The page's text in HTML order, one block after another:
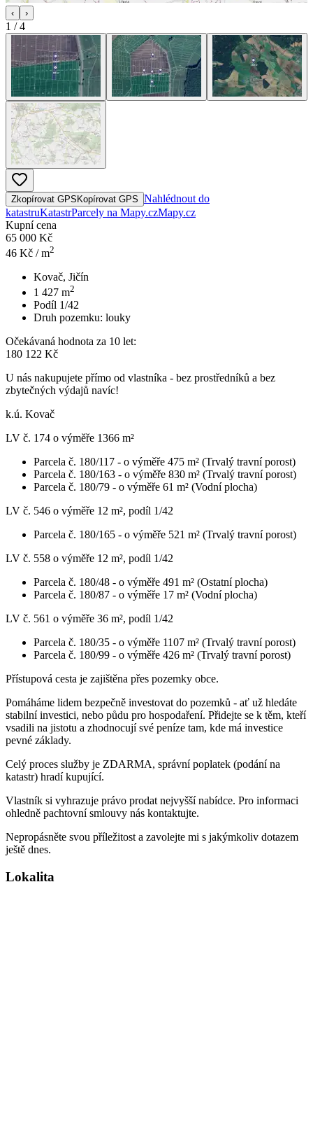
‹ ›
1 /4
Zkopírovat GPSKopírovat GPS Nahlédnout do
katastruKatastrParcely na Mapy.czMapy.cz
Kupní cena
65 000 Kč
46 Kč / m2
Kovač, Jičín
1 427 m2
Podíl 1/42
Druh pozemku: louky
Očekávaná hodnota za 10 let:
180 122 Kč
U nás nakupujete přímo od vlastníka - bez prostředníků a bez
zbytečných výdajů navíc!
k.ú. Kovač
LV č. 174 o výměře 1366 m²
Parcela č. 180/117 - o výměře 475 m² (Trvalý travní porost)
Parcela č. 180/163 - o výměře 830 m² (Trvalý travní porost)
Parcela č. 180/79 - o výměře 61 m² (Vodní plocha)
LV č. 546 o výměře 12 m², podíl 1/42
Parcela č. 180/165 - o výměře 521 m² (Trvalý travní porost)
LV č. 558 o výměře 12 m², podíl 1/42
Parcela č. 180/48 - o výměře 491 m² (Ostatní plocha)
Parcela č. 180/87 - o výměře 17 m² (Vodní plocha)
LV č. 561 o výměře 36 m², podíl 1/42
Parcela č. 180/35 - o výměře 1107 m² (Trvalý travní porost)
Parcela č. 180/99 - o výměře 426 m² (Trvalý travní porost)
Přístupová cesta je zajištěna přes pozemky obce.
Pomáháme lidem bezpečně investovat do pozemků - ať už hledáte
stabilní investici, nebo půdu pro hospodaření. Přidejte se k těm, kteří
vsadili na jistotu a zhodnocují své peníze tam, kde má investice
pevné základy.
Celý proces služby je ZDARMA, správní poplatek (podání na
katastr) hradí kupující.
Vlastník si vyhrazuje právo prodat nejvyšší nabídce. Pro informaci
ohledně pachtovní smlouvy nás kontaktujte.
Nepropásněte svou příležitost a zavolejte mi s jakýmkoliv dotazem
ještě dnes.
Lokalita